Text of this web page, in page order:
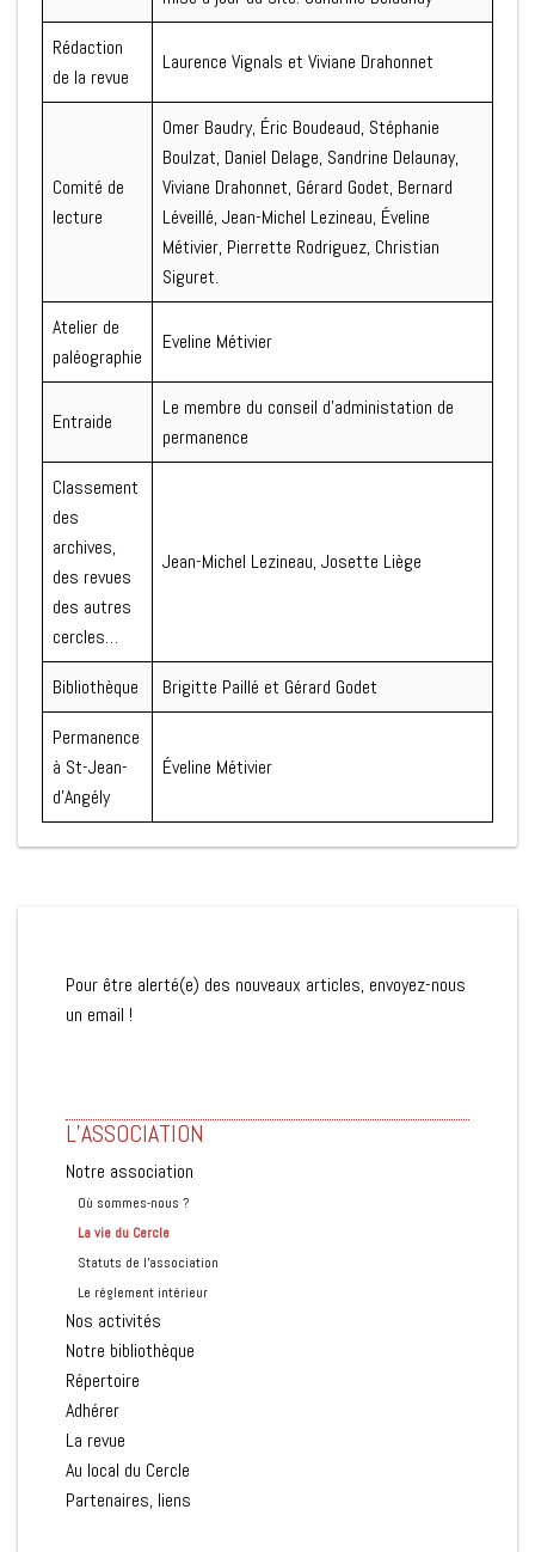
Rédaction
de la revue
Laurence Vignals et Viviane Drahonnet
Comité de
lecture
Omer Baudry, Éric Boudeaud, Stéphanie
Boulzat, Daniel Delage, Sandrine Delaunay,
Viviane Drahonnet, Gérard Godet, Bernard
Léveillé, Jean-Michel Lezineau, Éveline
Métivier, Pierrette Rodriguez, Christian
Siguret.
Atelier de
paléographie
Eveline Métivier
Entraide
Le membre du conseil d’administation de
permanence
Classement
des
archives,
des revues
des autres
cercles…
Jean-Michel Lezineau, Josette Liège
Bibliothèque
Brigitte Paillé et Gérard Godet
Permanence
à St-Jean-
d’Angély
Éveline Métivier
Pour être alerté(e) des nouveaux articles, envoyez-nous
un email !
L’ASSOCIATION
Notre association
Où sommes-nous ?
La vie du Cercle
Statuts de l'association
Le réglement intérieur
Nos activités
Notre bibliothèque
Répertoire
Adhérer
La revue
Au local du Cercle
Partenaires, liens